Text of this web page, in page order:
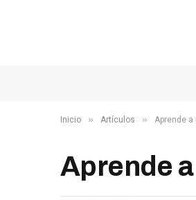
Inicio » Artículos » Aprende
Aprende